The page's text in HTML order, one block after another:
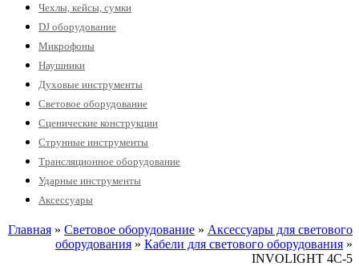
Чехлы, кейсы, сумки
DJ оборудование
Микрофоны
Наушники
Духовые инструменты
Световое оборудование
Сценические конструкции
Струнные инструменты
Трансляционное оборудование
Ударные инструменты
Аксессуары
Главная » Световое оборудование » Аксессуары для светового
оборудования » Кабели для светового оборудования »
INVOLIGHT 4C-5